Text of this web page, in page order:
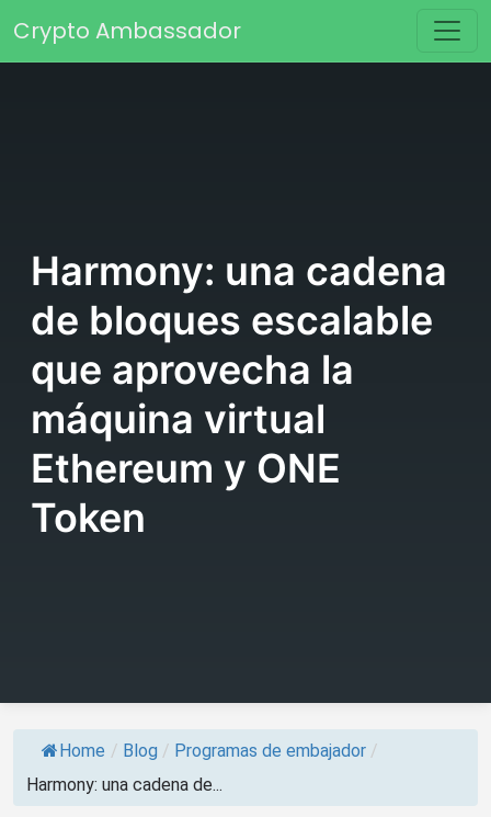
Navegación principal
Crypto Ambassador
Harmony: una cadena
de bloques escalable
que aprovecha la
máquina virtual
Ethereum y ONE
Token
Home / Blog / Programas de embajador /
Harmony: una cadena de...